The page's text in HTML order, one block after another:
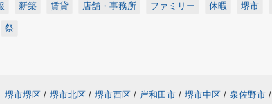
新築 賃貸 店舗・事務所 ファミリー 休暇 堺市
祭
堺市堺区 / 堺市北区 / 堺市西区 / 岸和田市 / 堺市中区 / 泉佐野市 /